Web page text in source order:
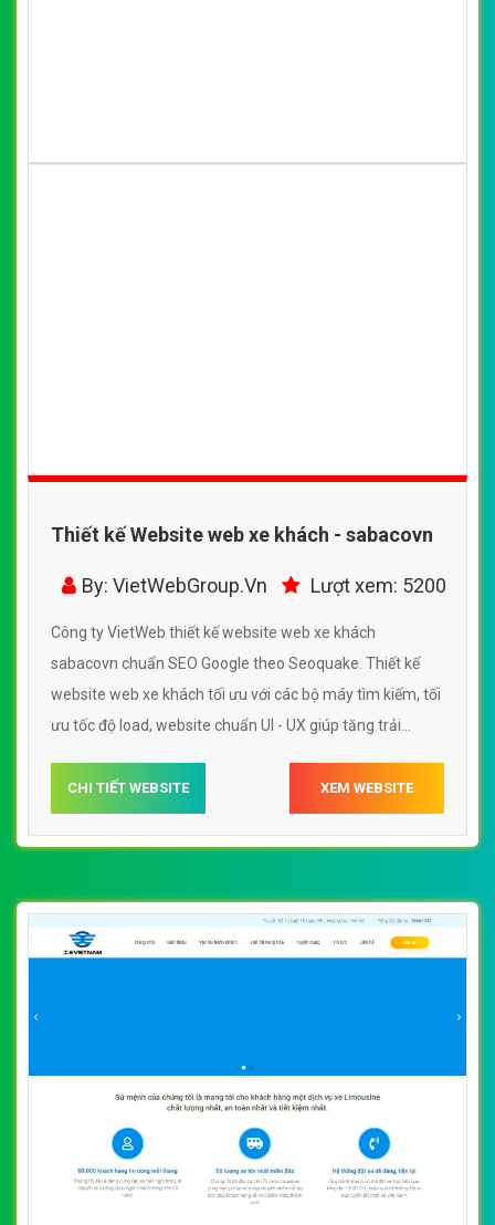
Thiết kế Website web xe khách - sabacovn
By: VietWebGroup.Vn Lượt xem: 5200
Công ty VietWeb thiết kế website web xe khách
sabacovn chuẩn SEO Google theo Seoquake. Thiết kế
website web xe khách tối ưu với các bộ máy tìm kiếm, tối
ưu tốc độ load, website chuẩn UI - UX giúp tăng trải
CHI TIẾT WEBSITE XEM WEBSITE